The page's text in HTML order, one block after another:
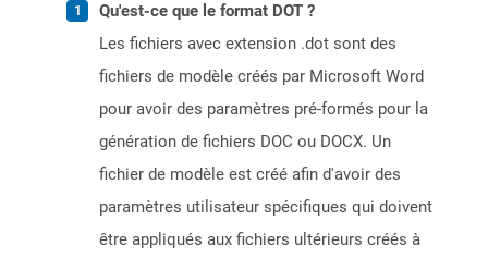
Qu'est-ce que le format DOT ?
Les fichiers avec extension .dot sont des
fichiers de modèle créés par Microsoft Word
pour avoir des paramètres pré-formés pour la
génération de fichiers DOC ou DOCX. Un
fichier de modèle est créé afin d'avoir des
paramètres utilisateur spécifiques qui doivent
être appliqués aux fichiers ultérieurs créés à